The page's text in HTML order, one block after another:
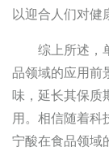
以迎合人们对健
综上所述，
品领域的应用前
味，延长其保质
用。相信随着科
宁酸在食品领域